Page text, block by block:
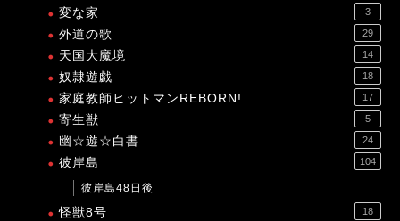
変な家 3
外道の歌 29
天国大魔境 14
奴隷遊戯 18
家庭教師ヒットマンREBORN! 17
寄生獣 5
幽☆遊☆白書 24
彼岸島 104
彼岸島48日後
怪獣8号 18